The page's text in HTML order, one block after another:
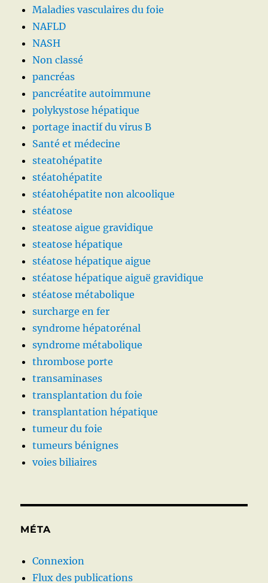
Maladies vasculaires du foie
NAFLD
NASH
Non classé
pancréas
pancréatite autoimmune
polykystose hépatique
portage inactif du virus B
Santé et médecine
steatohépatite
stéatohépatite
stéatohépatite non alcoolique
stéatose
steatose aigue gravidique
steatose hépatique
stéatose hépatique aigue
stéatose hépatique aiguë gravidique
stéatose métabolique
surcharge en fer
syndrome hépatorénal
syndrome métabolique
thrombose porte
transaminases
transplantation du foie
transplantation hépatique
tumeur du foie
tumeurs bénignes
voies biliaires
MÉTA
Connexion
Flux des publications